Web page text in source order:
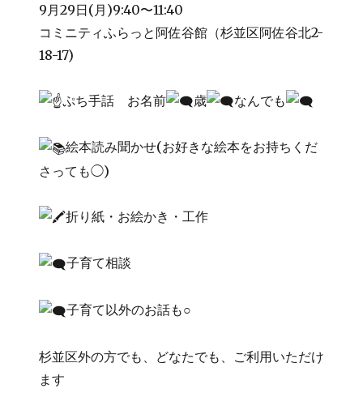
9月29日(月)9:40〜11:40
コミニティふらっと阿佐谷館（杉並区阿佐谷北2-
18-17)
ぷち手話 お名前 歳 なんでも
絵本読み聞かせ(お好きな絵本をお持ちくだ
さっても◯)
折り紙・お絵かき・工作
子育て相談
子育て以外のお話も○
杉並区外の方でも、どなたでも、ご利用いただけ
ます